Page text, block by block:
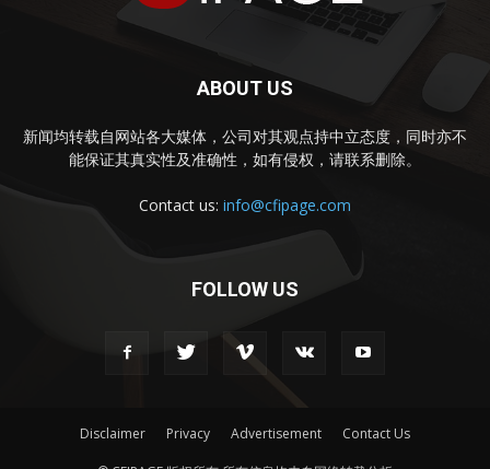
ABOUT US
新闻均转载自网站各大媒体，公司对其观点持中立态度，同时亦不
能保证其真实性及准确性，如有侵权，请联系删除。
Contact us: info@cfipage.com
FOLLOW US
Disclaimer Privacy Advertisement Contact Us